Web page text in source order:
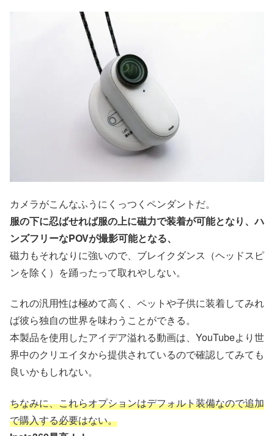
カメラがこんなふうにくっつくペンダントだ。
服の下に忍ばせれば服の上に磁力で装着が可能となり、ハ
ンズフリーなPOVが撮影可能となる、
磁力もそれなりに強いので、ブレイクダンス（ヘッドスピ
ンを除く）を踊ったって取れやしない。
これの汎用性は極めて高く、ペットや子供に装着してみれ
ば彼ら独自の世界を味わうことができる。
本製品を使用したアイデア溢れる動画は、YouTubeより世
界中のクリエイタから提供されているので確認してみても
良いかもしれない。
ちなみに、これらオプションはデフォルト装備なので追加
で購入する必要はない。